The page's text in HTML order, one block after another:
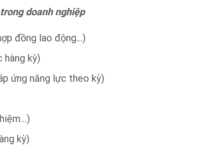
doanh nghiệp
đồng lao động…)
kỳ)
ứng năng lực theo kỳ)
kỳ)